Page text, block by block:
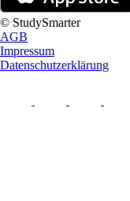
© StudySmarter
AGB
Impressum
Datenschutzerklärung